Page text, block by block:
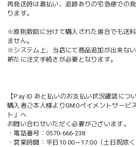
再発送時は着払い、追跡ありの宅急便での
ります。
※原則数回に分けて購入された場合でも送
ません。
※システム上、当店にて商品追加が出来な
新たに注文手続きが必要となります。
【Pay ID あと払いのお支払い状況確認につい
購入者ご本人様よりGMOペイメントサービ
ト」へ
お問い合わせいただく必要がございます。
・電話番号：0570-666-238
・営業時間：平日10:00～17:00（土日祝除く